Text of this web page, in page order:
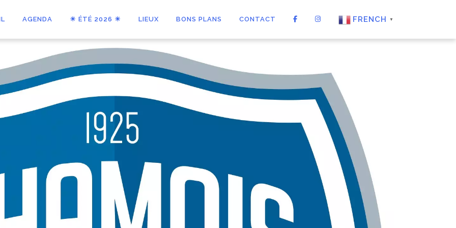
AGENDA ☀ ÉTÉ 2026 ☀ LIEUX BONS PLANS CONTACT FRENCH ▼